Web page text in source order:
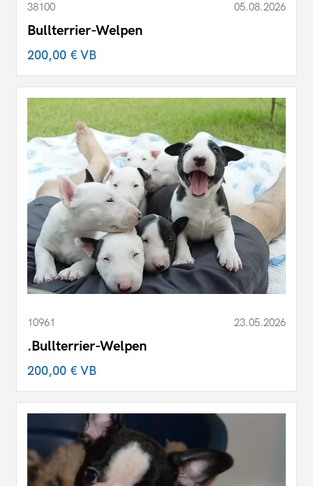
38100 05.08.2026
Bullterrier-Welpen
200,00 €VB
10961 23.05.2026
.Bullterrier-Welpen
200,00 €VB